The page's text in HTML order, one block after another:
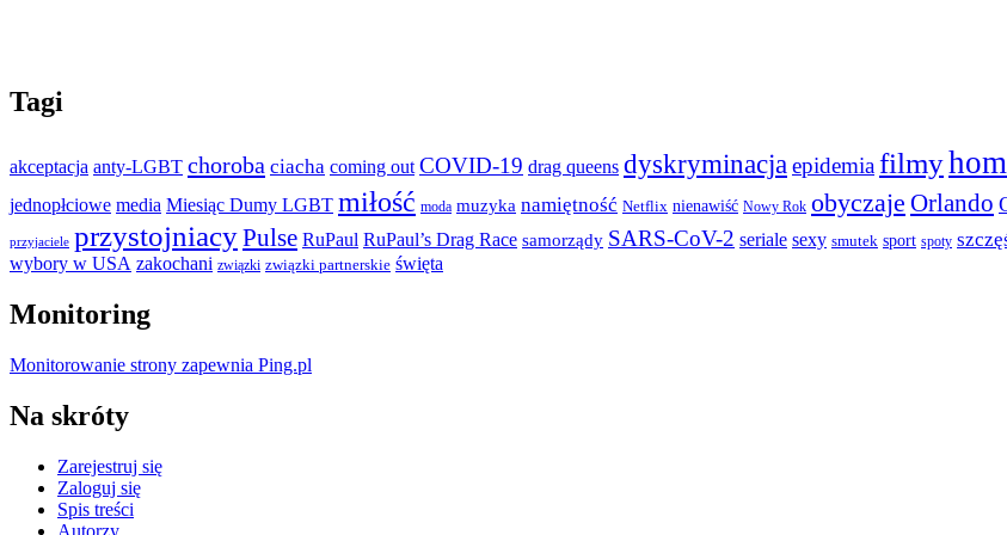
Tagi
akceptacja anty-LGBT choroba ciacha coming out COVID-19 drag queens dyskryminacjaepidemiafilmy
jednopłciowe media Miesiąc Dumy LGBT miłość moda muzyka namiętność Netflix nienawiść Nowy Rok obyczaje Orlando
przyjaciele przystojniacyPulse RuPaul RuPaul’s Drag Race samorządy SARS-CoV-2 seriale sexy smutek sport spoty
wybory w USA zakochani związki związki partnerskie święta
Monitoring
Monitorowanie strony zapewnia Ping.pl
Na skróty
Zarejestruj się
Zaloguj się
Spis treści
Autorzy